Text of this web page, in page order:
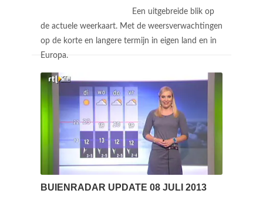
Een uitgebreide blik op
de actuele weerkaart. Met de weersverwachtingen
op de korte en langere termijn in eigen land en in
Europa.
BUIENRADAR UPDATE 08 JULI 2013